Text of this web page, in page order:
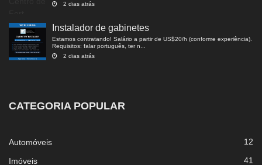
2 dias atrás
Instalador de gabinetes
Estamos contratando! Salário a partir de US$20/h (conforme experiência).
Requisitos: falar português, ter n...
2 dias atrás
CATEGORIA POPULAR
Automóveis 12
Imóveis 41